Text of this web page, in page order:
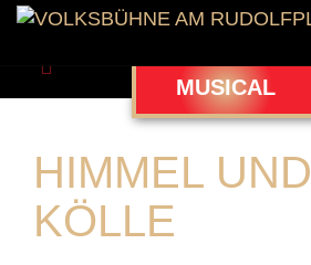
Zurück MUSICAL
HIMMEL UND
KÖLLE